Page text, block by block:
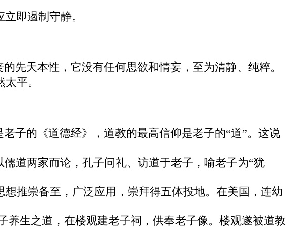
即遏制守静。
先天本性，它没有任何思欲和情妄，至为清静、纯粹。
平。
子的《道德经》，道教的最高信仰是老子的“道”。这说
道两家而论，孔子问礼、访道于老子，喻老子为“犹
推崇备至，广泛应用，崇拜得五体投地。在美国，连幼
生之道，在楼观建老子祠，供奉老子像。楼观遂被道教